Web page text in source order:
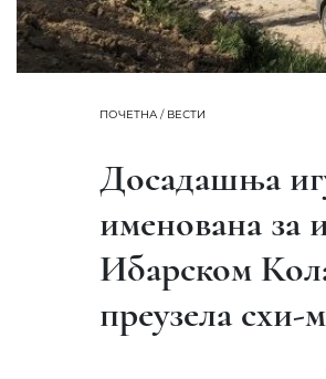
ПОЧЕТНА/ ВЕСТИ
Досадашња
именована за
Ибарском
преузела